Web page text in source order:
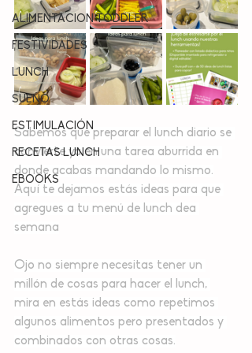
ALIMENTACION TODDLER
FESTIVIDADES
LUNCH
SUEÑO
ESTIMULACIÓN
RECETAS LUNCH
EBOOKS
Sabemos que preparar el lunch diario se
convierte ya en una tarea aburrida en
donde acabas mandando lo mismo.
Aquí te dejamos estás ideas para que
agregues a tu menú de lunch dea
semana
Ojo no siempre necesitas tener un
millón de cosas para hacer el lunch,
mira en estás ideas como repetimos
algunos alimentos pero presentados y
combinados con otras cosas.